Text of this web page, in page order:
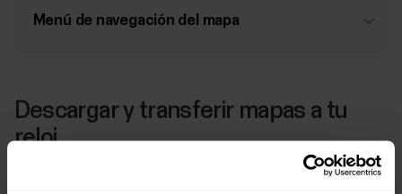
Menú de navegación del mapa
Descargar y transferir mapas a tu
reloj